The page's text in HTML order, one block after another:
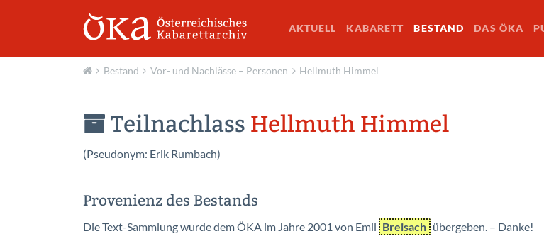
AKTUELL KABARETT BESTAND DAS ÖKA
Bestand Vor- und Nachlässe – Personen Hellmuth Himmel
Teilnachlass Hellmuth Himmel
(Pseudonym: Erik Rumbach)
Provenienz des Bestands
Die Text-Sammlung wurde dem ÖKA im Jahre 2001 von Emil Breisach übergeben. – Danke!